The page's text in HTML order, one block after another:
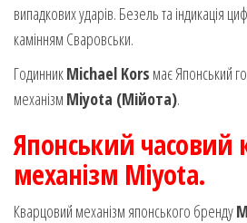
випадкових ударів. Безель та індикація
камінням Сваровськи.
ГодинникMichael Kors має Японський
механізм Miyota (Мійота).
Японський часовий
механізм Miyota.
Кварцовий механізм японського бренду